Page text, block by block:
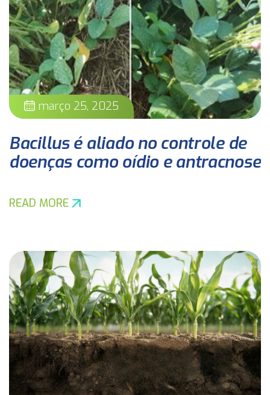
março 25, 2025
Bacillus é aliado no controle de
doenças como oídio e antracnose
READ MORE